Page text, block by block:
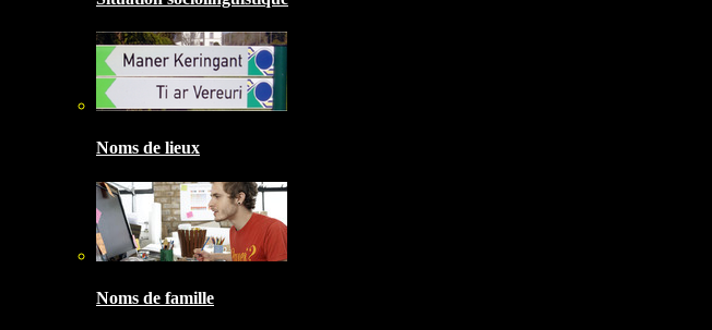
Noms de lieux
Noms de famille